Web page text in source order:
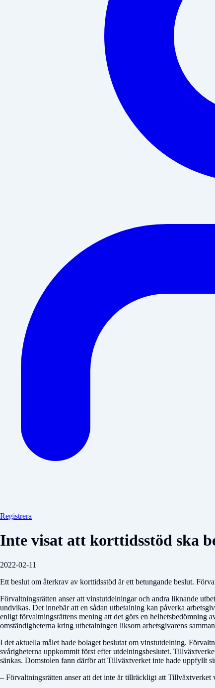
Registrera
Inte visat att korttidsstöd ska
2022-02-11
Ett beslut om återkrav av korttidsstöd är ett betungande beslut.
Förvaltningsrätten anser att vinstutdelningar och andra liknande
undvikas. Det innebär att en sådan utbetalning kan påverka
enligt förvaltningsrättens mening att det görs en helhetsbedömning
omständigheterna kring utbetalningen liksom arbetsgivarens
I det aktuella målet hade bolaget beslutat om vinstutdelning.
svårigheterna uppkommit först efter utdelningsbeslutet.
sänkas. Domstolen fann därför att Tillväxtverket inte hade uppfyllt
– Förvaltningsrätten anser att det inte är tillräckligt att